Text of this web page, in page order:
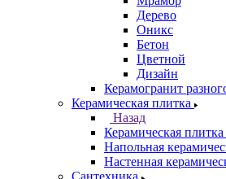
Дерево
Оникс
Бетон
Цветной
Дизайн
Керамогранит
Керамическая плитка
Назад
Керамическая плитка
Напольная
Настенная
Сантехника